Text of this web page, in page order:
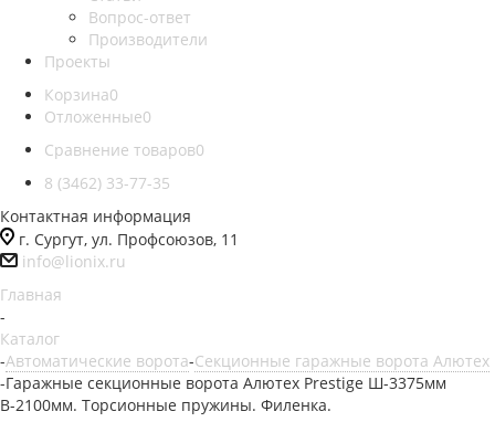
Вопрос-ответ
Производители
Проекты
Корзина0
Отложенные0
Сравнение товаров0
8 (3462) 33-77-35
Контактная информация
г. Сургут, ул. Профсоюзов, 11
info@lionix.ru
Главная
-
Каталог
-Автоматические ворота-Секционные гаражные ворота Алютех
-Гаражные секционные ворота Алютех Prestige Ш-3375мм
В-2100мм. Торсионные пружины. Филенка.